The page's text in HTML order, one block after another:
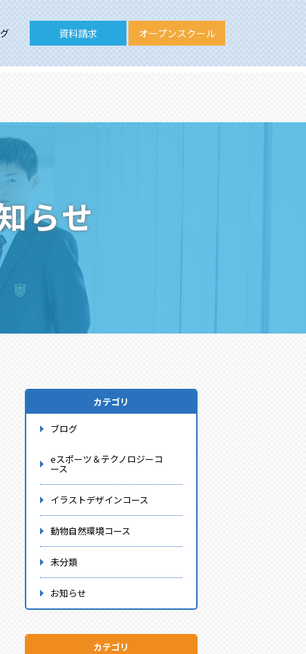
資料請求 オープンスクール
らせ
カテゴリ
ブログ
eスポーツ＆テクノロジーコ
ース
イラストデザインコース
動物自然環境コース
未分類
お知らせ
カテゴリ